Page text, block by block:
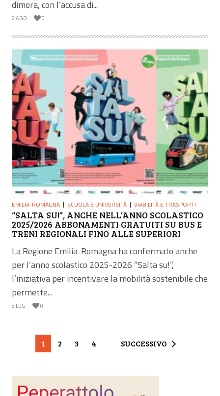
dimora, con l’accusa di...
2 AGO 0
EMILIA-ROMAGNA SCUOLA E UNIVERSITÀ VIABILITÀ E TRASPORTI
“SALTA SU!”, ANCHE NELL’ANNO SCOLASTICO
2025/2026 ABBONAMENTI GRATUITI SU BUS E
TRENI REGIONALI FINO ALLE SUPERIORI
La Regione Emilia-Romagna ha confermato anche
per l’anno scolastico 2025-2026 “Salta su!”,
l’iniziativa per incentivare la mobilità sostenibile che
permette...
3 LUG 0
1 2 3 4 SUCCESSIVO